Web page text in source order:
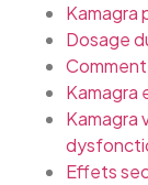
Kamagra
Dosage
Kamagra
Kamagra
Effets